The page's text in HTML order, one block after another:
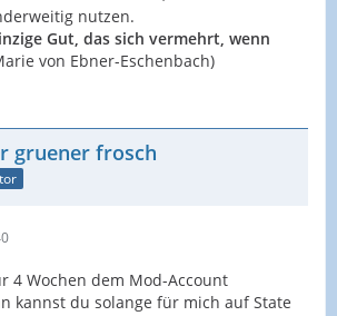
nutzen.
Gut, das sich vermehrt, wenn
von Ebner-Eschenbach)
gruener frosch
4 Wochen dem Mod-Account
kannst du solange für mich auf State